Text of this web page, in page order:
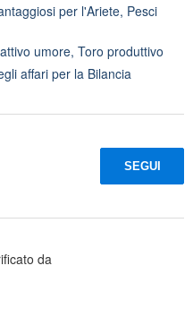
per l'Ariete, Pesci
umore, Toro produttivo
affari per la Bilancia
SEGUI
da